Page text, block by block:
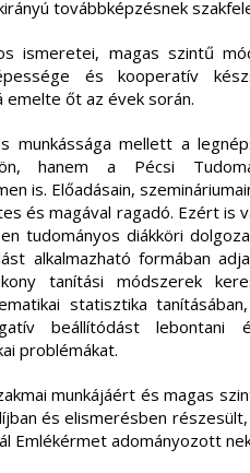
továbbképzésnek
ismeretei, magas szintű
és kooperatív
őt az évek során.
munkássága mellett a
hanem a Pécsi
is. Előadásain,
és magával ragadó. Ezért is
tudományos diákköri
alkalmazható formában
tanítási módszerek
statisztika
beállítódást lebontani
problémákat.
munkájáért és magas
és elismerésben
Emlékérmet adományozott